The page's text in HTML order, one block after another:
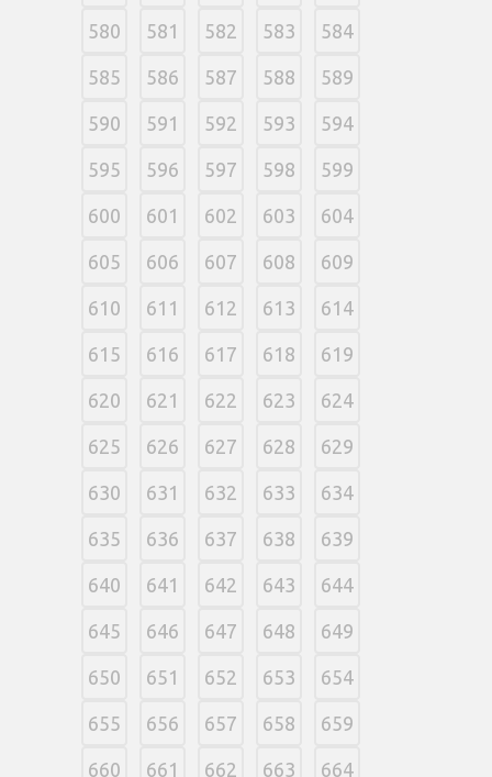
580 581 582 583 584
585 586 587 588 589
590 591 592 593 594
595 596 597 598 599
600 601 602 603 604
605 606 607 608 609
610 611 612 613 614
615 616 617 618 619
620 621 622 623 624
625 626 627 628 629
630 631 632 633 634
635 636 637 638 639
640 641 642 643 644
645 646 647 648 649
650 651 652 653 654
655 656 657 658 659
660 661 662 663 664